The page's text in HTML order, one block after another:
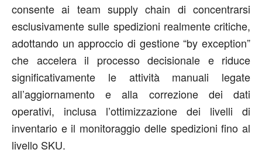
consente ai team supply chain di concentrarsi
esclusivamente sulle spedizioni realmente critiche,
adottando un approccio di gestione “by exception”
che accelera il processo decisionale e riduce
significativamente le attività manuali legate
all’aggiornamento e alla correzione dei dati
operativi, inclusa l’ottimizzazione dei livelli di
inventario e il monitoraggio delle spedizioni fino al
livello SKU.